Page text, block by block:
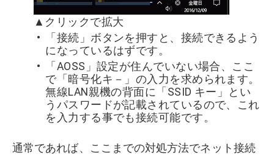
▲クリックで拡大
「接続」ボタンを押すと、接続できるよう
になっているはずです。
「AOSS」設定が住んでいない場合、ここ
で「暗号化キ－」の入力を求められます。
無線LAN親機の背面に「SSID キー」とい
うパスワードが記載されているので、これ
を入力する事でも接続可能です。
通常であれば、ここまでの対処方法でネット接続